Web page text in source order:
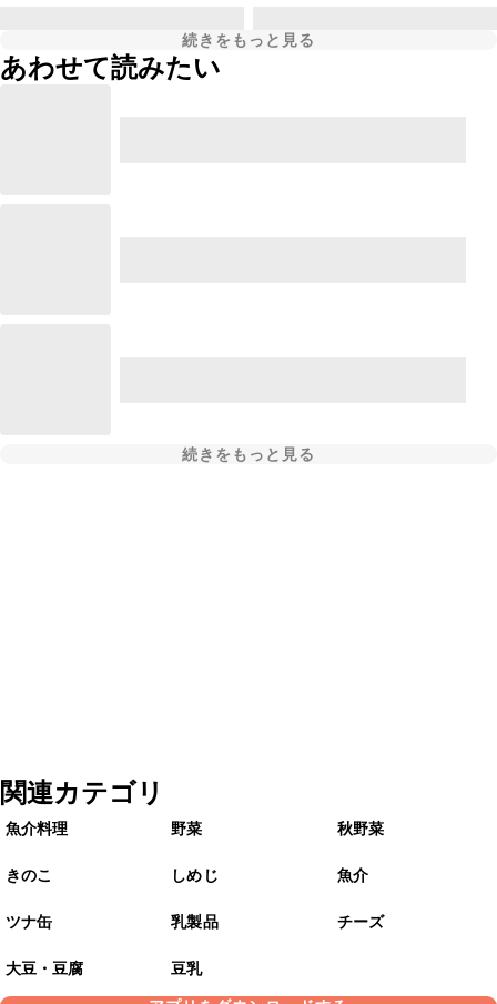
続きをもっと見る
あわせて読みたい
続きをもっと見る
関連カテゴリ
魚介料理 野菜 秋野菜
きのこ しめじ 魚介
ツナ缶 乳製品 チーズ
大豆・豆腐
豆乳